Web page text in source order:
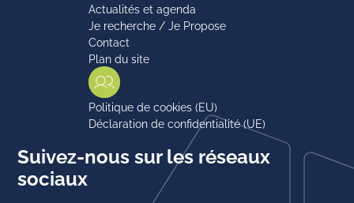
Actualités et agenda
Je recherche / Je Propose
Contact
Plan du site
Politique de cookies (EU)
Déclaration de confidentialité (UE)
Suivez-nous sur les réseaux
sociaux